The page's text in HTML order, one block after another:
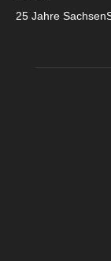
25 Jahre